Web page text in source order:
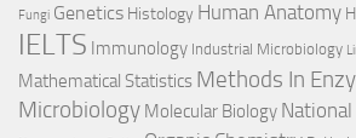
Fungi Genetics Histology Human Anatomy
IELTS Immunology Industrial Microbiology
Mathematical Statistics Methods In
Microbiology Molecular Biology